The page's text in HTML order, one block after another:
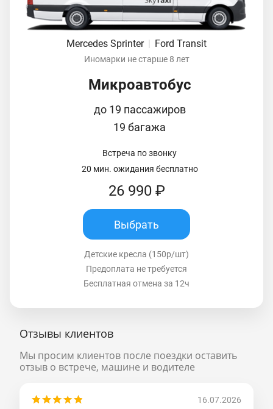
Mercedes Sprinter | Ford Transit
Иномарки не старше 8 лет
Микроавтобус
до 19 пассажиров
19 багажа
Встреча по звонку
20 мин. ожидания бесплатно
26 990 ₽
Выбрать
Детские кресла (150р/шт)
Предоплата не требуется
Бесплатная отмена за 12ч
Отзывы клиентов
Мы просим клиентов после поездки оставить
отзыв о встрече, машине и водителе
16.07.2026